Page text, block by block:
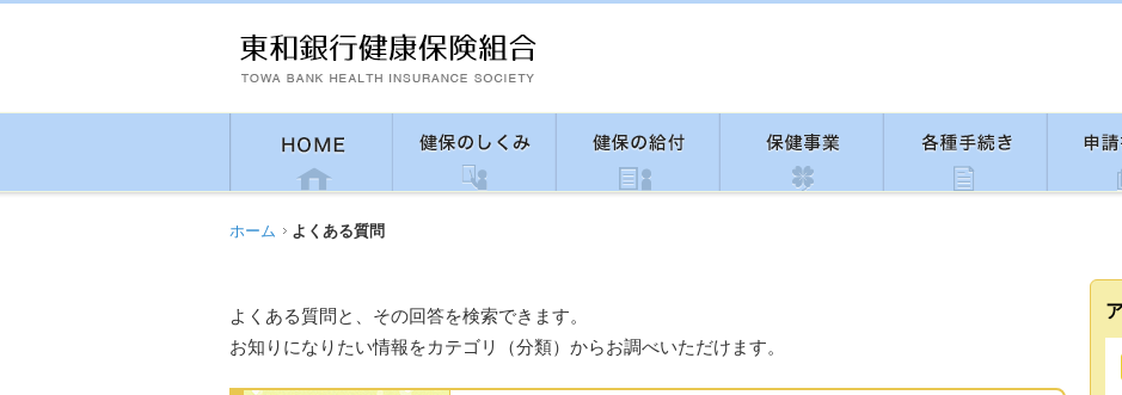
ホーム よくある質問
よくある質問と、その回答を検索できます。
お知りになりたい情報をカテゴリ（分類）からお調べいただけます。